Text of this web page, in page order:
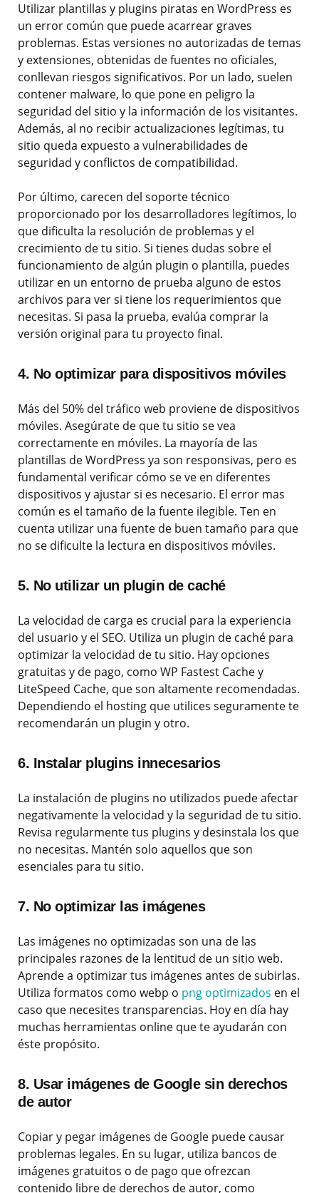
Utilizar plantillas y plugins piratas en WordPress es
un error común que puede acarrear graves
problemas. Estas versiones no autorizadas de temas
y extensiones, obtenidas de fuentes no oficiales,
conllevan riesgos significativos. Por un lado, suelen
contener malware, lo que pone en peligro la
seguridad del sitio y la información de los visitantes.
Además, al no recibir actualizaciones legítimas, tu
sitio queda expuesto a vulnerabilidades de
seguridad y conflictos de compatibilidad.
Por último, carecen del soporte técnico
proporcionado por los desarrolladores legítimos, lo
que dificulta la resolución de problemas y el
crecimiento de tu sitio. Si tienes dudas sobre el
funcionamiento de algún plugin o plantilla, puedes
utilizar en un entorno de prueba alguno de estos
archivos para ver si tiene los requerimientos que
necesitas. Si pasa la prueba, evalúa comprar la
versión original para tu proyecto final.
4. No optimizar para dispositivos móviles
Más del 50% del tráfico web proviene de dispositivos
móviles. Asegúrate de que tu sitio se vea
correctamente en móviles. La mayoría de las
plantillas de WordPress ya son responsivas, pero es
fundamental verificar cómo se ve en diferentes
dispositivos y ajustar si es necesario. El error mas
común es el tamaño de la fuente ilegible. Ten en
cuenta utilizar una fuente de buen tamaño para que
no se dificulte la lectura en dispositivos móviles.
5. No utilizar un plugin de caché
La velocidad de carga es crucial para la experiencia
del usuario y el SEO. Utiliza un plugin de caché para
optimizar la velocidad de tu sitio. Hay opciones
gratuitas y de pago, como WP Fastest Cache y
LiteSpeed Cache, que son altamente recomendadas.
Dependiendo el hosting que utilices seguramente te
recomendarán un plugin y otro.
6. Instalar plugins innecesarios
La instalación de plugins no utilizados puede afectar
negativamente la velocidad y la seguridad de tu sitio.
Revisa regularmente tus plugins y desinstala los que
no necesitas. Mantén solo aquellos que son
esenciales para tu sitio.
7. No optimizar las imágenes
Las imágenes no optimizadas son una de las
principales razones de la lentitud de un sitio web.
Aprende a optimizar tus imágenes antes de subirlas.
Utiliza formatos como webp o png optimizados en el
caso que necesites transparencias. Hoy en día hay
muchas herramientas online que te ayudarán con
éste propósito.
8. Usar imágenes de Google sin derechos
de autor
Copiar y pegar imágenes de Google puede causar
problemas legales. En su lugar, utiliza bancos de
imágenes gratuitos o de pago que ofrezcan
contenido libre de derechos de autor, como